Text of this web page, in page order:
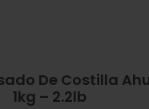
De Costilla
1kg – 2.2lb